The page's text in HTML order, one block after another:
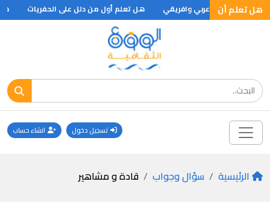
هل تعلم أن
افضل منتخب عربي وافريقي هل تعلم أول من دلل على الحفريات
تسجيل دخول انشاء حساب
الرئيسية سؤال وجواب قادة و مشاهير